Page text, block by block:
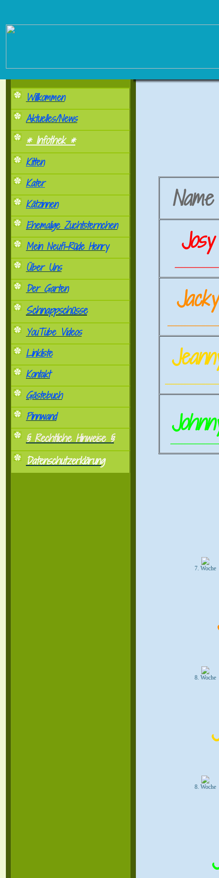
Willkommen
Aktuelles/News
* Infothek *
Kitten
Kater
Kätzinnen
Ehemalige Zuchtsternchen
Mein Neufi-Rüde Henry
Über Uns
Der Garten
Schnappschüsse
YouTube Videos
Linkliste
Kontakt
Gästebuch
Pinnwand
§ Rechtliche Hinweise §
Datenschutzerklärung
Josy
..............................................
7. Woche
8. Woche
8. Woche